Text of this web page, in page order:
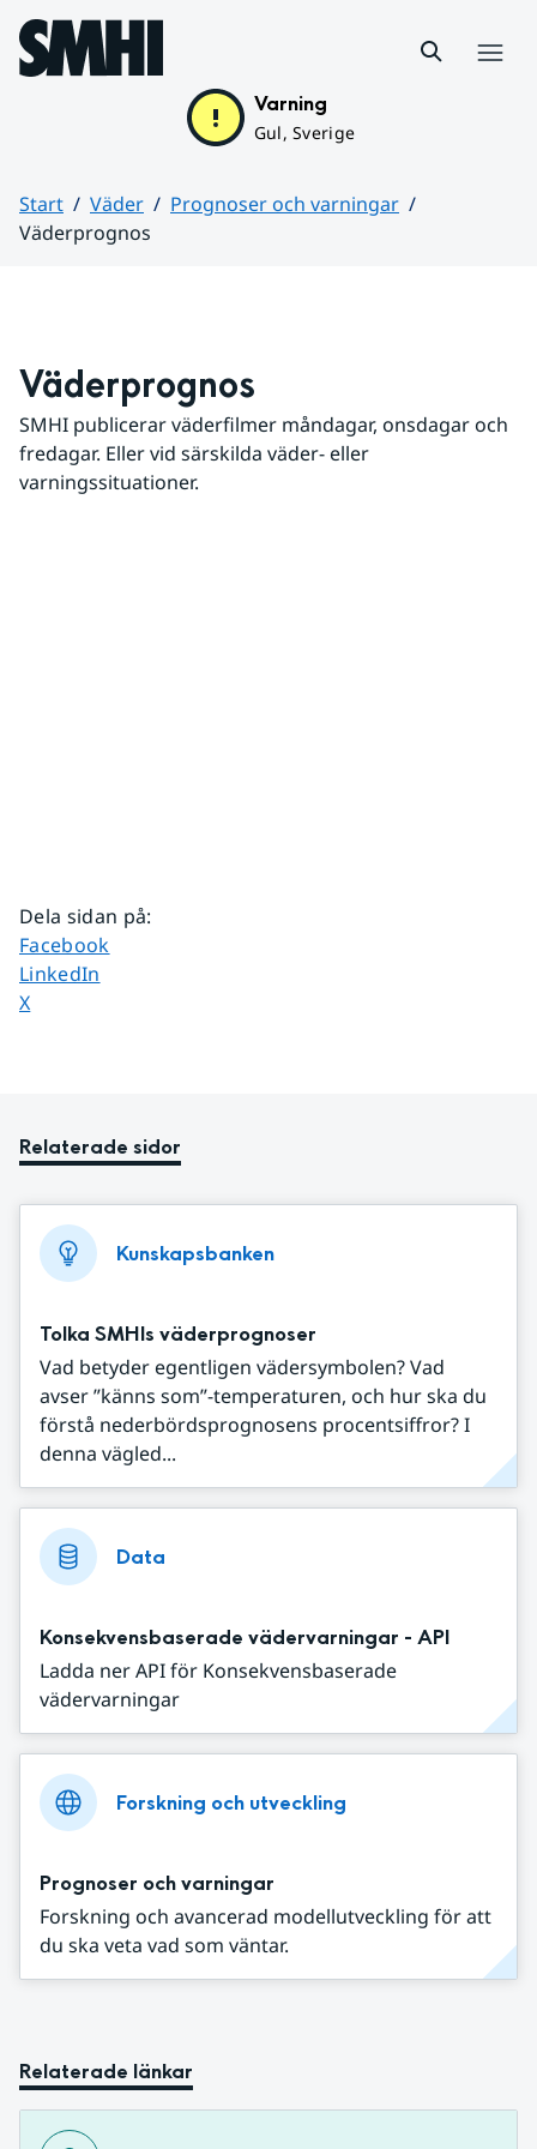
Hoppa till sidans innehåll
Varning
Gul, Sverige
Start Väder
Prognoser och varningar
Väderprognos
Väderprognos
SMHI publicerar väderfilmer måndagar, onsdagar och
fredagar. Eller vid särskilda väder- eller
varningssituationer.
Dela sidan på:
Dela sidan på
Facebook
Dela sidan på
LinkedIn
Dela sidan på
X
Relaterade sidor
Kunskapsbanken
Tolka SMHIs väderprognoser
Vad betyder egentligen vädersymbolen? Vad
avser ”känns som”-temperaturen, och hur ska du
förstå nederbördsprognosens procentsiffror? I
denna vägled...
Data
Konsekvensbaserade vädervarningar - API
Ladda ner API för Konsekvensbaserade
vädervarningar
Forskning och utveckling
Prognoser och varningar
Forskning och avancerad modellutveckling för att
du ska veta vad som väntar.
Relaterade länkar